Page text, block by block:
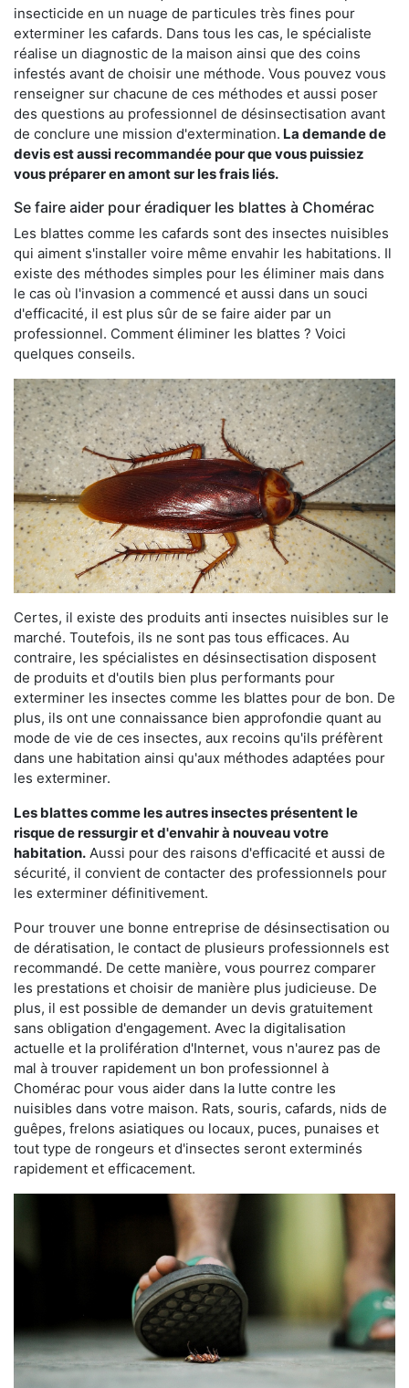
insecticide en un nuage de particules très fines pour
exterminer les cafards. Dans tous les cas, le spécialiste
réalise un diagnostic de la maison ainsi que des coins
infestés avant de choisir une méthode. Vous pouvez vous
renseigner sur chacune de ces méthodes et aussi poser
des questions au professionnel de désinsectisation avant
de conclure une mission d'extermination. La demande de
devis est aussi recommandée pour que vous puissiez
vous préparer en amont sur les frais liés.
Se faire aider pour éradiquer les blattes à Chomérac
Les blattes comme les cafards sont des insectes nuisibles
qui aiment s'installer voire même envahir les habitations. Il
existe des méthodes simples pour les éliminer mais dans
le cas où l'invasion a commencé et aussi dans un souci
d'efficacité, il est plus sûr de se faire aider par un
professionnel. Comment éliminer les blattes ? Voici
quelques conseils.
Certes, il existe des produits anti insectes nuisibles sur le
marché. Toutefois, ils ne sont pas tous efficaces. Au
contraire, les spécialistes en désinsectisation disposent
de produits et d'outils bien plus performants pour
exterminer les insectes comme les blattes pour de bon. De
plus, ils ont une connaissance bien approfondie quant au
mode de vie de ces insectes, aux recoins qu'ils préfèrent
dans une habitation ainsi qu'aux méthodes adaptées pour
les exterminer.
Les blattes comme les autres insectes présentent le
risque de ressurgir et d'envahir à nouveau votre
habitation. Aussi pour des raisons d'efficacité et aussi de
sécurité, il convient de contacter des professionnels pour
les exterminer définitivement.
Pour trouver une bonne entreprise de désinsectisation ou
de dératisation, le contact de plusieurs professionnels est
recommandé. De cette manière, vous pourrez comparer
les prestations et choisir de manière plus judicieuse. De
plus, il est possible de demander un devis gratuitement
sans obligation d'engagement. Avec la digitalisation
actuelle et la prolifération d'Internet, vous n'aurez pas de
mal à trouver rapidement un bon professionnel à
Chomérac pour vous aider dans la lutte contre les
nuisibles dans votre maison. Rats, souris, cafards, nids de
guêpes, frelons asiatiques ou locaux, puces, punaises et
tout type de rongeurs et d'insectes seront exterminés
rapidement et efficacement.